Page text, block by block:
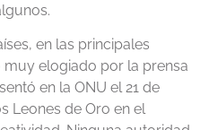
en las principales
muy elogiado por la prensa
en la ONU el 21 de
Leones de Oro en el